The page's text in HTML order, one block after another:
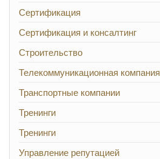
Сертификация
Сертификация и консалтинг
Строительство
Телекоммуникационная компания
Транспортные компании
Тренинги
Тренинги
Управление репутацией